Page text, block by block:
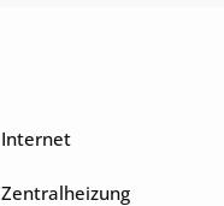
Internet
Zentralheizung